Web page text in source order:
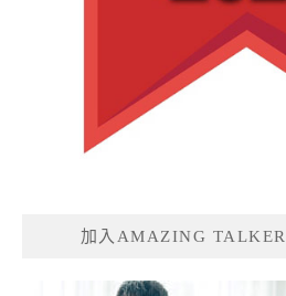
加入AMAZING TALKER